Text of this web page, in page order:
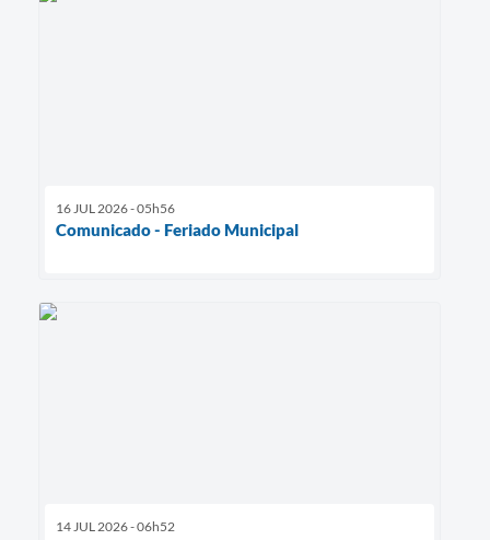
16 JUL 2026 - 05h56
Comunicado - Feriado Municipal
14 JUL 2026 - 06h52